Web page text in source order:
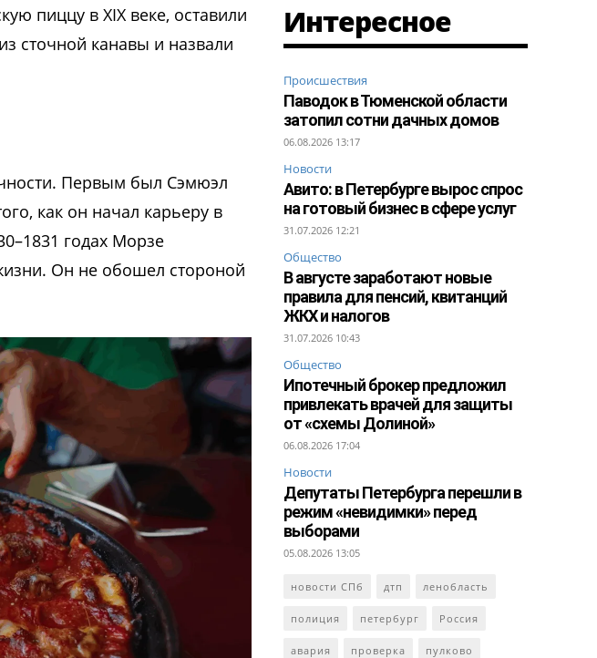
пиццу в XIX веке, оставили
сточной канавы и назвали
Первым был Сэмюэл
как он начал карьеру в
годах Морзе
Он не обошел стороной
Интересное
Происшествия
Паводок в Тюменской области
затопил сотни дачных домов
06.08.2026 13:17
Новости
Авито: в Петербурге вырос спрос
на готовый бизнес в сфере услуг
31.07.2026 12:21
Общество
В августе заработают новые
правила для пенсий, квитанций
ЖКХ и налогов
31.07.2026 10:43
Общество
Ипотечный брокер предложил
привлекать врачей для защиты
от «схемы Долиной»
06.08.2026 17:04
Новости
Депутаты Петербурга перешли в
режим «невидимки» перед
выборами
05.08.2026 13:05
новости СПб дтп ленобласть
полиция петербург Россия
авария проверка пулково